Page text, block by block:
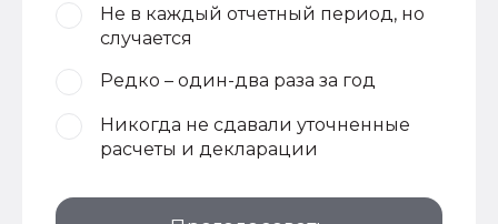
Не в каждый отчетный период, но
случается
Редко – один-два раза за год
Никогда не сдавали уточненные
расчеты и декларации